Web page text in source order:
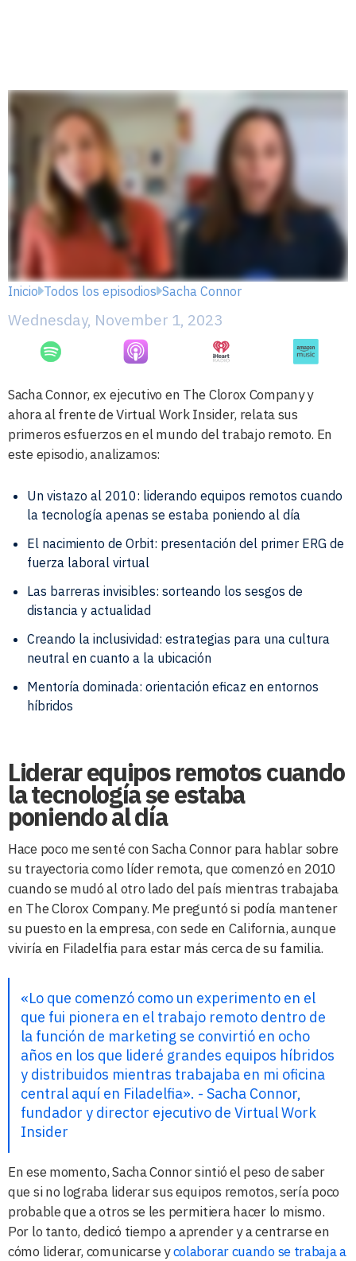
Inicio Todos los episodios Sacha Connor
Wednesday, November 1, 2023
Sacha Connor, ex ejecutivoen The Clorox Company y
ahora al frente de Virtual Work Insider, relata sus
primeros esfuerzos en el mundo del trabajo remoto. En
este episodio, analizamos:
Un vistazo al 2010: liderando equipos remotos cuando
la tecnología apenas se estaba poniendo al día
El nacimiento de Orbit: presentación del primer ERG de
fuerza laboral virtual
Las barreras invisibles: sorteando los sesgos de
distancia y actualidad
Creando la inclusividad: estrategias para una cultura
neutral en cuanto a la ubicación
Mentoría dominada: orientación eficaz en entornos
híbridos
Liderar equipos remotos cuando
la tecnología se estaba
poniendo al día
Hace poco me senté con Sacha Connor para hablar sobre
su trayectoria como líder remota, que comenzó en 2010
cuando se mudó al otro lado del país mientras trabajaba
en The Clorox Company. Me preguntó si podía mantener
su puesto en la empresa, con sede en California, aunque
viviría en Filadelfia para estar más cerca de su familia.
«Lo que comenzó como un experimento en el
que fui pionera en el trabajo remoto dentro de
la función de marketing se convirtió en ocho
años en los que lideré grandes equipos híbridos
y distribuidos mientras trabajaba en mi oficina
central aquí en Filadelfia». - Sacha Connor,
fundador y director ejecutivo de Virtual Work
Insider
En ese momento, Sacha Connor sintió el peso de saber
que si no lograba liderar sus equipos remotos, sería poco
probable que a otros se les permitiera hacer lo mismo.
Por lo tanto, dedicó tiempo a aprender y a centrarse en
cómo liderar, comunicarse ycolaborar cuando se trabaja a